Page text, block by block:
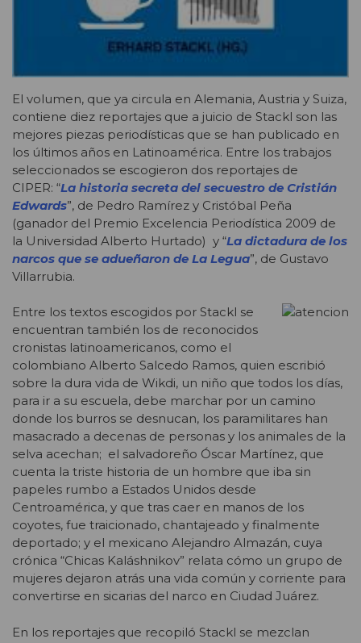
El volumen, que ya circula en Alemania, Austria y Suiza,
contiene diez reportajes que a juicio de Stackl son las
mejores piezas periodísticas que se han publicado en
los últimos años en Latinoamérica. Entre los trabajos
seleccionados se escogieron dos reportajes de
CIPER: “La historia secreta del secuestro de Cristián
Edwards”, de Pedro Ramírez y Cristóbal Peña
(ganador del Premio Excelencia Periodística 2009 de
la Universidad Alberto Hurtado) y “La dictadura de los
narcos que se adueñaron de La Legua”, de Gustavo
Villarrubia.
Entre los textos escogidos por Stackl se
encuentran también los de reconocidos
cronistas latinoamericanos, como el
colombiano Alberto Salcedo Ramos, quien escribió
sobre la dura vida de Wikdi, un niño que todos los días,
para ir a su escuela, debe marchar por un camino
donde los burros se desnucan, los paramilitares han
masacrado a decenas de personas y los animales de la
selva acechan; el salvadoreño Óscar Martínez, que
cuenta la triste historia de un hombre que iba sin
papeles rumbo a Estados Unidos desde
Centroamérica, y que tras caer en manos de los
coyotes, fue traicionado, chantajeado y finalmente
deportado; y el mexicano Alejandro Almazán, cuya
crónica “Chicas Kaláshnikov” relata cómo un grupo de
mujeres dejaron atrás una vida común y corriente para
convertirse en sicarias del narco en Ciudad Juárez.
En los reportajes que recopiló Stackl se mezclan